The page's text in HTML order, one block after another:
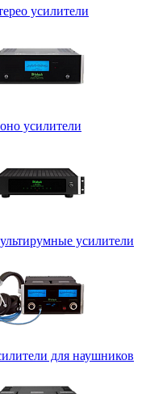
усилители
усилители
усилители
для наушников